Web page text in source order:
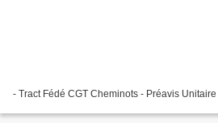
- Tract Fédé CGT Cheminots - Préavis